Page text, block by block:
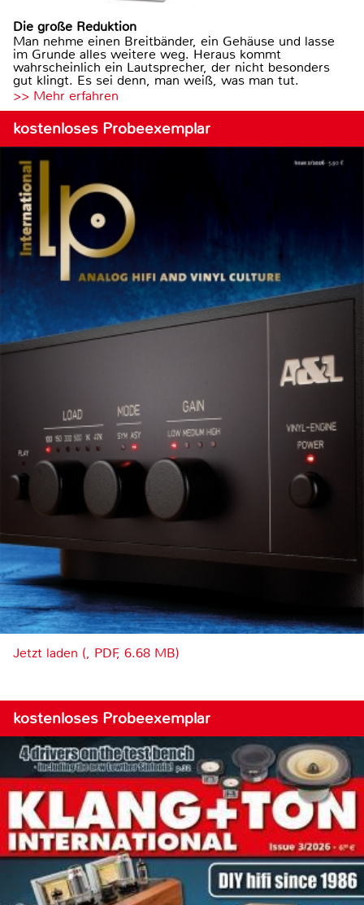
Die große Reduktion
Man nehme einen Breitbänder, ein Gehäuse und lasse
im Grunde alles weitere weg. Heraus kommt
wahrscheinlich ein Lautsprecher, der nicht besonders
gut klingt. Es sei denn, man weiß, was man tut.
>> Mehr erfahren
kostenloses Probeexemplar
Jetzt laden (, PDF, 6.68 MB)
kostenloses Probeexemplar